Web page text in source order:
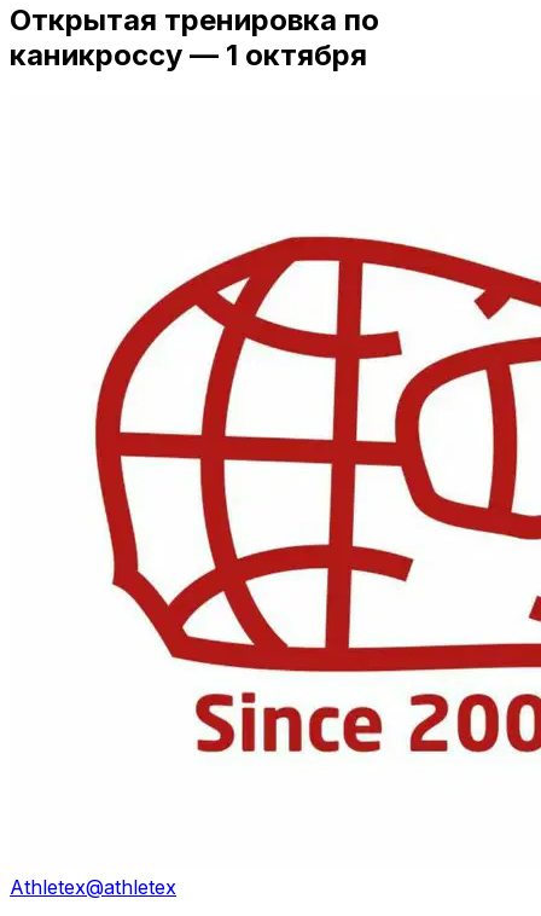
Открытая тренировка по
каникроссу — 1 октября
Athletex@athletex